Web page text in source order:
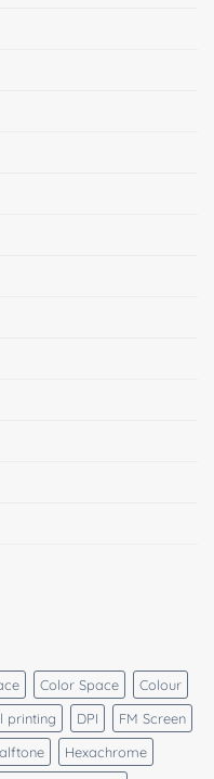
Color Space
Colour
printing DPI
FM Screen
Hexachrome